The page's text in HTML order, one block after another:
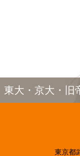
東大・京大・旧
東京都